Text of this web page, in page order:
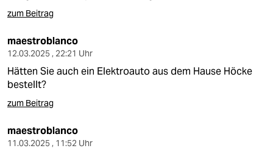
zum Beitrag
maestroblanco
12.03.2025 , 22:21 Uhr
Hätten Sie auch ein Elektroauto aus dem Hause Höcke
bestellt?
zum Beitrag
maestroblanco
11.03.2025 , 11:52 Uhr